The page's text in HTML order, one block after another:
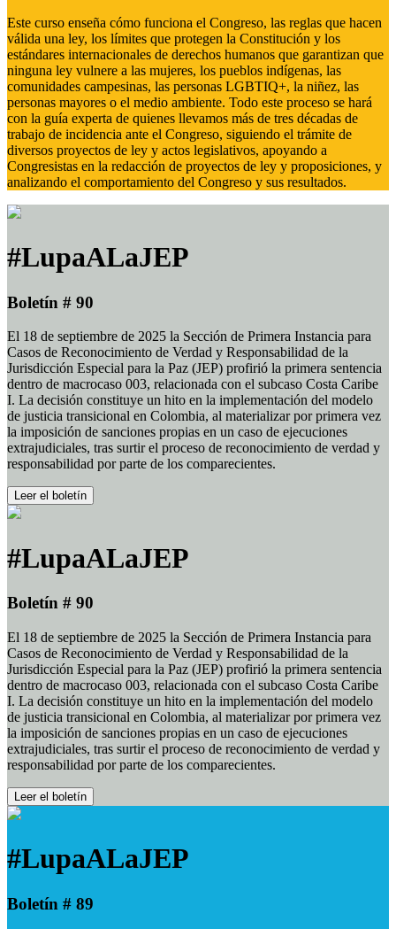
Este curso enseña cómo funciona el Congreso, las reglas que hacen
válida una ley, los límites que protegen la Constitución y los
estándares internacionales de derechos humanos que garantizan que
ninguna ley vulnere a las mujeres, los pueblos indígenas, las
comunidades campesinas, las personas LGBTIQ+, la niñez, las
personas mayores o el medio ambiente. Todo este proceso se hará
con la guía experta de quienes llevamos más de tres décadas de
trabajo de incidencia ante el Congreso, siguiendo el trámite de
diversos proyectos de ley y actos legislativos, apoyando a
Congresistas en la redacción de proyectos de ley y proposiciones, y
analizando el comportamiento del Congreso y sus resultados.
#LupaALaJEP
Boletín # 90
El 18 de septiembre de 2025 la Sección de Primera Instancia para
Casos de Reconocimiento de Verdad y Responsabilidad de la
Jurisdicción Especial para la Paz (JEP) profirió la primera sentencia
dentro de macrocaso 003, relacionada con el subcaso Costa Caribe
I. La decisión constituye un hito en la implementación del modelo
de justicia transicional en Colombia, al materializar por primera vez
la imposición de sanciones propias en un caso de ejecuciones
extrajudiciales, tras surtir el proceso de reconocimiento de verdad y
responsabilidad por parte de los comparecientes.
Leer el boletín
#LupaALaJEP
Boletín # 90
El 18 de septiembre de 2025 la Sección de Primera Instancia para
Casos de Reconocimiento de Verdad y Responsabilidad de la
Jurisdicción Especial para la Paz (JEP) profirió la primera sentencia
dentro de macrocaso 003, relacionada con el subcaso Costa Caribe
I. La decisión constituye un hito en la implementación del modelo
de justicia transicional en Colombia, al materializar por primera vez
la imposición de sanciones propias en un caso de ejecuciones
extrajudiciales, tras surtir el proceso de reconocimiento de verdad y
responsabilidad por parte de los comparecientes.
Leer el boletín
#LupaALaJEP
Boletín # 89